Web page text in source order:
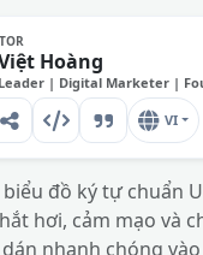
Hoàng
Leader | Digital Marketer |
VI
đồ ký tự chuẩn
hơi, cảm mạo và
nhanh chóng